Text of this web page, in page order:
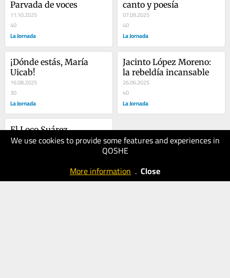
We use cookies to provide some features and experiences in
QOSHE
More information . Close
Parvada de voces
11.10.2025
40
La Jornada
canto y poesía
07.09.2025
40
La Jornada
¡Dónde estás, María
Uicab!
16.08.2025
30
La Jornada
Jacinto López Moreno:
la rebeldía incansable
26.06.2025
40
La Jornada
El Loco Suárez,
militante y escritor